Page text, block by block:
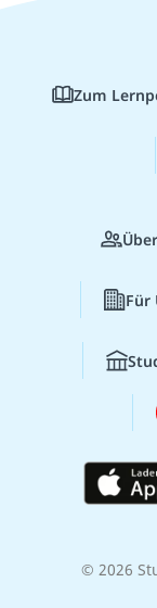
Zum
Für
© 2026